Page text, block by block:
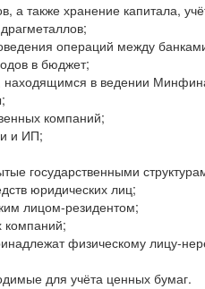
а также хранение капитала,
операций между
в бюджет;
находящимся в ведении
компаний;
и ИП;
государственными
юридических лиц;
лицом-резидентом;
компаний;
физическому лицу-
для учёта ценных бумаг.